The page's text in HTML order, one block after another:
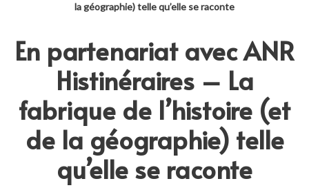
la géographie) telle qu’elle se raconte
En partenariat avec ANR
Histinéraires – La
fabrique de l’histoire (et
de la géographie) telle
qu’elle se raconte